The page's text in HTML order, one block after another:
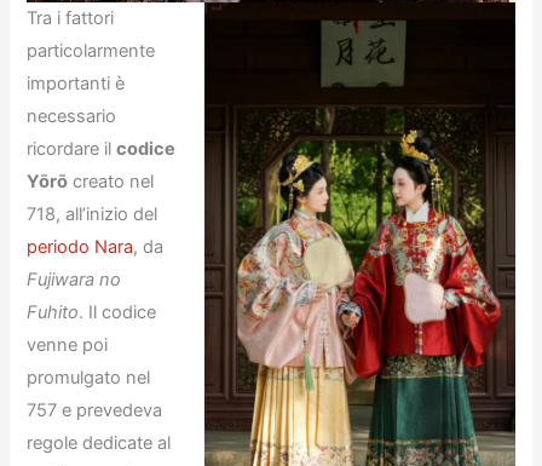
Tra i fattori
particolarmente
importanti è
necessario
ricordare ilcodice
Yōrō creato nel
718, all’inizio del
periodo Nara, da
Fujiwara no
Fuhito. Il codice
venne poi
promulgato nel
757 e prevedeva
regole dedicate al